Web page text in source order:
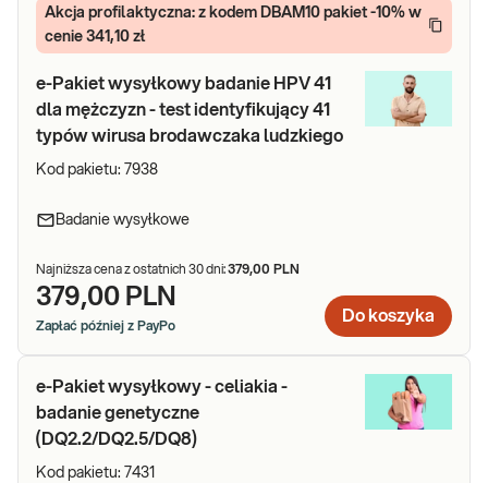
Akcja profilaktyczna: z kodem DBAM10 pakiet -10% w
cenie 341,10 zł
e-Pakiet wysyłkowy badanie HPV 41
dla mężczyzn - test identyfikujący 41
typów wirusa brodawczaka ludzkiego
Kod pakietu: 7938
Badanie wysyłkowe
Najniższa cena z ostatnich 30 dni:379,00 PLN
379,00 PLN
Zapłać później z PayPo
Do koszyka
e-Pakiet wysyłkowy - celiakia -
badanie genetyczne
(DQ2.2/DQ2.5/DQ8)
Kod pakietu: 7431